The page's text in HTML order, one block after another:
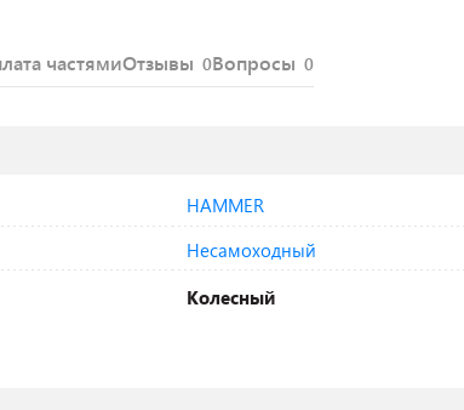
частямиОтзывы 0Вопросы 0
HAMMER
Несамоходный
Колесный